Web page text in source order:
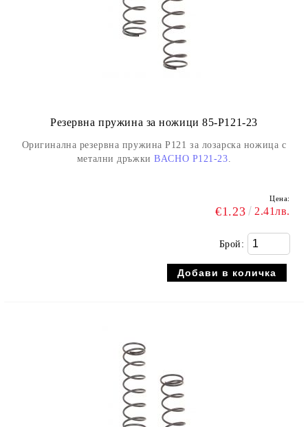
Резервна пружина за ножици 85-P121-23
Оригинална резервна пружина P121 за лозарска ножица с
метални дръжкиBACHO P121-23.
Цена:
€1.23 2.41лв.
Брой: